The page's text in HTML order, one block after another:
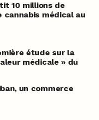
10 millions de
cannabis médical au
étude sur la
médicale » du
un commerce